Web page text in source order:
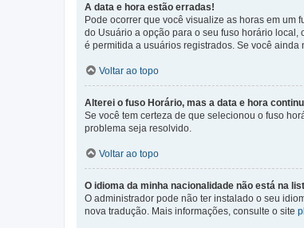
A data e hora estão erradas!
Pode ocorrer que você visualize as horas em um
do Usuário a opção para o seu fuso horário local,
é permitida a usuários registrados. Se você
Voltar ao topo
Alterei o fuso Horário, mas a data e hora
Se você tem certeza de que selecionou o fuso
problema seja resolvido.
Voltar ao topo
O idioma da minha nacionalidade não está na
O administrador pode não ter instalado o seu
nova tradução. Mais informações, consulte o site